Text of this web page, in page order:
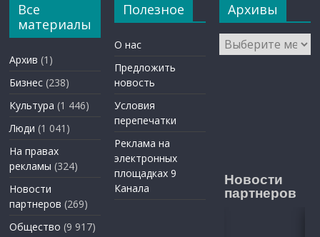
Все
материалы
Архив (1)
Бизнес (238)
Культура (1 446)
Люди (1 041)
На правах
рекламы (324)
Новости
партнеров (269)
Общество (9 917)
Полезное
О нас
Предложить
новость
Условия
перепечатки
Реклама на
электронных
площадках 9
Канала
Архивы
Архивы
Новости
партнеров